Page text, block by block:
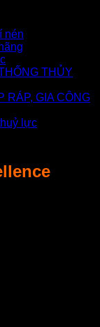
nén
THỦY
RÁP, GIA CÔNG
lực